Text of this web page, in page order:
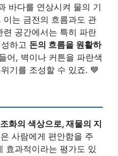
바다를 연상시켜 물의 기
는 금전의 흐름과도 관
련 공간에서는 특히 파란
하고 돈의 흐름을 원활하
어, 벽이나 커튼을 파란색
기를 조성할 수 있죠. 💙
화의 색상으로, 재물의 지
사람에게 편안함을 주
효과적이라는 평가도 있